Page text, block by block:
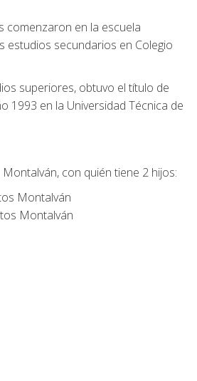
comenzaron en la escuela
estudios secundarios en Colegio
superiores, obtuvo el título de
1993 en la Universidad Técnica de
con quién tiene 2 hijos:
Montalván
Montalván